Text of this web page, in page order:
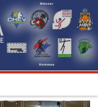
Next